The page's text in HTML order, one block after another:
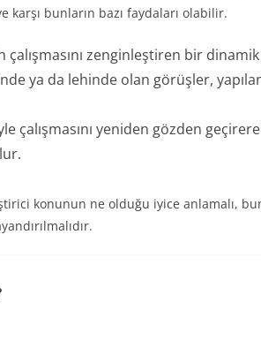
bunların bazı faydaları olabilir.
zenginleştiren bir dinamik
ya da lehinde olan görüşler,
çalışmasını yeniden gözden
konunun ne olduğu iyice anlamalı,